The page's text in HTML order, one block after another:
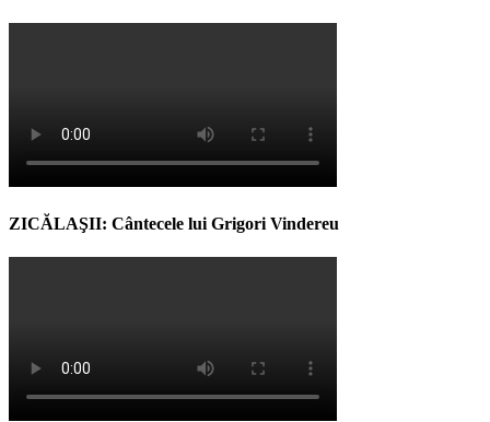
ZICĂLAŞII: Cântecele lui Grigori Vindereu